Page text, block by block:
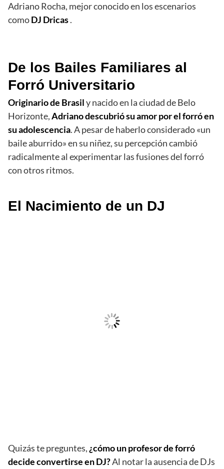
Adriano Rocha, mejor conocido en los escenarios
comoDJ Dricas.
De los Bailes Familiares al
Forró Universitario
Originario de Brasily nacido en la ciudad de Belo
Horizonte,Adriano descubrió su amor por el forró en
su adolescencia. A pesar de haberlo considerado «un
baile aburrido» en su niñez, su percepción cambió
radicalmente al experimentar las fusiones del forró
con otros ritmos.
El Nacimiento de un DJ
Quizás te preguntes,¿cómo un profesor de forró
decide convertirse en DJ?Al notar la ausencia de DJs